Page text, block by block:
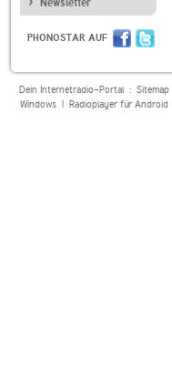
Newsletter
PHONOSTAR AUF
Dein Internetradio-Portal : Sitemap
Windows| Radioplayer für Android